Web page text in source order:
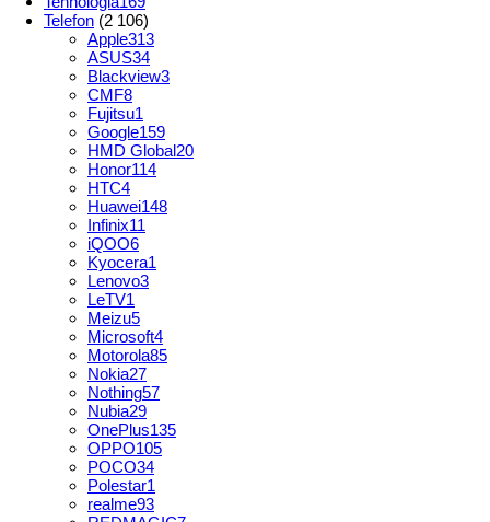
Telefon (2 106)
Apple313
ASUS34
Blackview3
CMF8
Fujitsu1
Google159
HMD Global20
Honor114
HTC4
Huawei148
Infinix11
iQOO6
Kyocera1
Lenovo3
LeTV1
Meizu5
Microsoft4
Motorola85
Nokia27
Nothing57
Nubia29
OnePlus135
OPPO105
POCO34
Polestar1
realme93